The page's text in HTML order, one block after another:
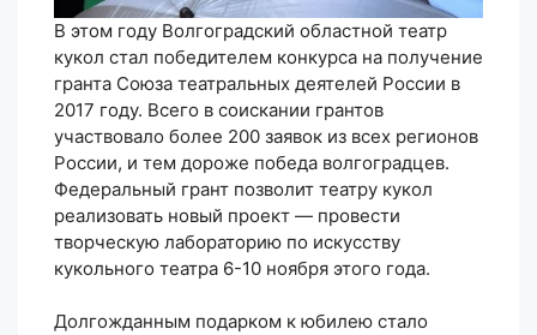
В этом году Волгоградский областной театр
кукол стал победителем конкурса на получение
гранта Союза театральных деятелей России в
2017 году. Всего в соискании грантов
участвовало более 200 заявок из всех регионов
России, и тем дороже победа волгоградцев.
Федеральный грант позволит театру кукол
реализовать новый проект — провести
творческую лабораторию по искусству
кукольного театра 6-10 ноября этого года.
Долгожданным подарком к юбилею стало